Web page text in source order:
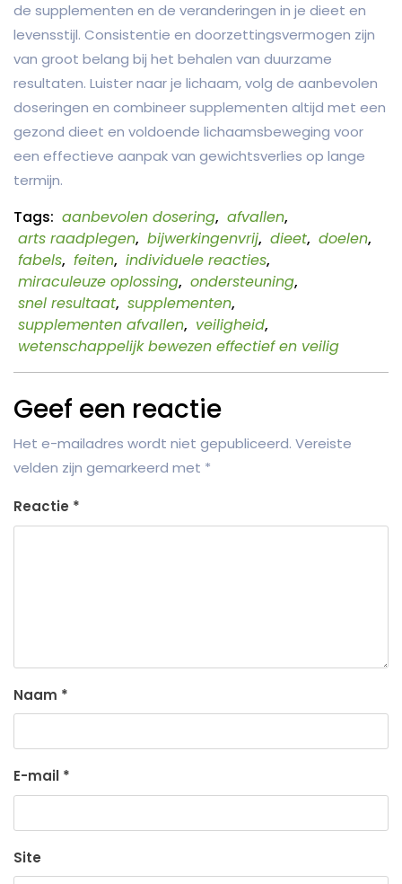
de supplementen en de veranderingen in je dieet en
levensstijl. Consistentie en doorzettingsvermogen zijn
van groot belang bij het behalen van duurzame
resultaten. Luister naar je lichaam, volg de aanbevolen
doseringen en combineer supplementen altijd met een
gezond dieet en voldoende lichaamsbeweging voor
een effectieve aanpak van gewichtsverlies op lange
termijn.
Tags: aanbevolen dosering, afvallen,
arts raadplegen, bijwerkingenvrij, dieet, doelen,
fabels, feiten, individuele reacties,
miraculeuze oplossing, ondersteuning,
snel resultaat, supplementen,
supplementen afvallen, veiligheid,
wetenschappelijk bewezen effectief en veilig
Geef een reactie
Het e-mailadres wordt niet gepubliceerd. Vereiste
velden zijn gemarkeerd met *
Reactie *
Naam *
E-mail *
Site